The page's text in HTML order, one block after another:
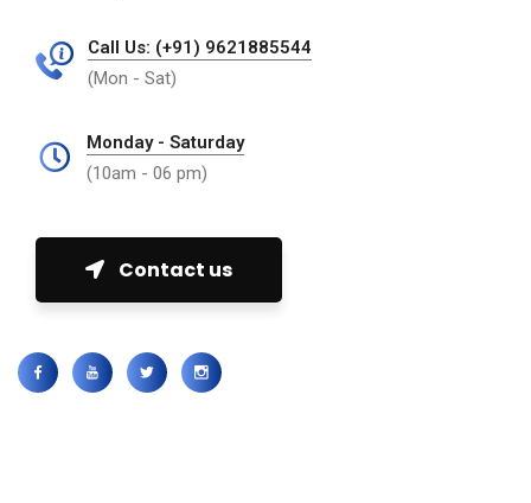
Call Us: (+91) 9621885544
(Mon - Sat)
Monday - Saturday
(10am - 06 pm)
Contact us